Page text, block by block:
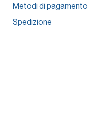
Metodi di pagamento
Spedizione